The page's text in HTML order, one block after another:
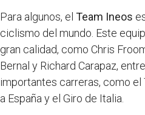
Para algunos, el Team Ineos
ciclismo del mundo. Este
gran calidad, como Chris
Bernal y Richard Carapaz,
importantes carreras, como el
a España y el Giro de Italia.